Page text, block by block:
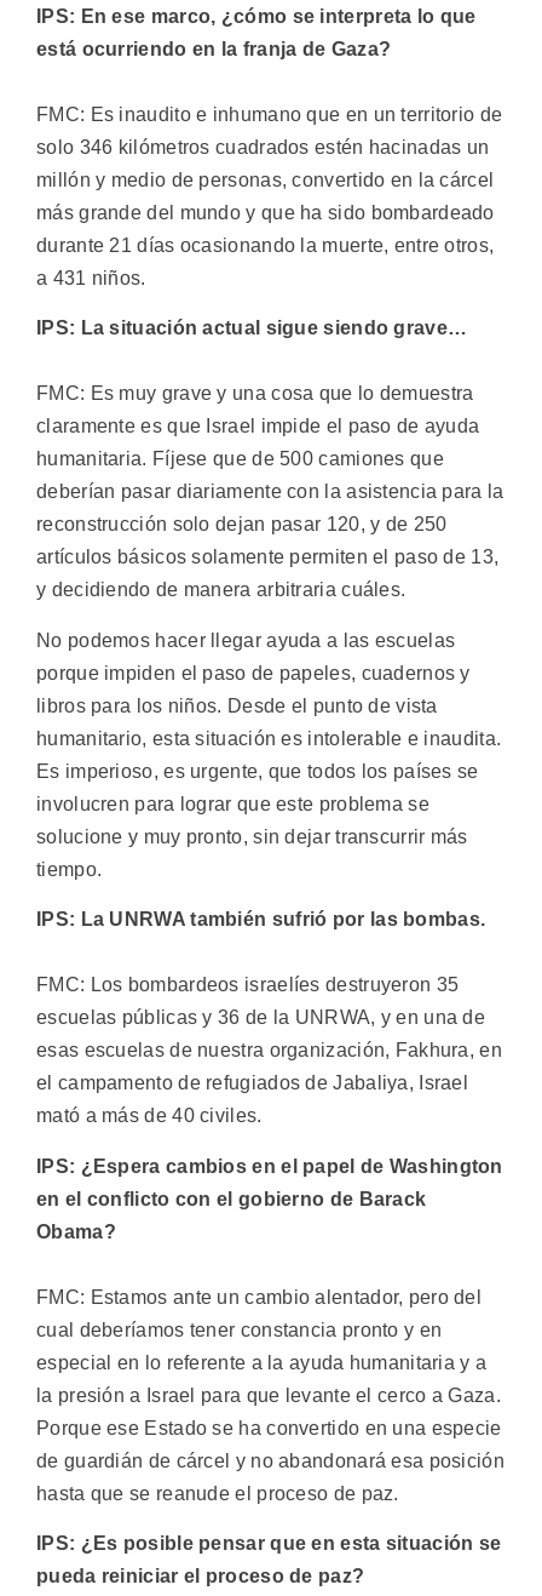
IPS: En ese marco, ¿cómo se interpreta lo que
está ocurriendo en la franja de Gaza?
FMC: Es inaudito e inhumano que en un territorio de
solo 346 kilómetros cuadrados estén hacinadas un
millón y medio de personas, convertido en la cárcel
más grande del mundo y que ha sido bombardeado
durante 21 días ocasionando la muerte, entre otros,
a 431 niños.
IPS: La situación actual sigue siendo grave…
FMC: Es muy grave y una cosa que lo demuestra
claramente es que Israel impide el paso de ayuda
humanitaria. Fíjese que de 500 camiones que
deberían pasar diariamente con la asistencia para la
reconstrucción solo dejan pasar 120, y de 250
artículos básicos solamente permiten el paso de 13,
y decidiendo de manera arbitraria cuáles.
No podemos hacer llegar ayuda a las escuelas
porque impiden el paso de papeles, cuadernos y
libros para los niños. Desde el punto de vista
humanitario, esta situación es intolerable e inaudita.
Es imperioso, es urgente, que todos los países se
involucren para lograr que este problema se
solucione y muy pronto, sin dejar transcurrir más
tiempo.
IPS: La UNRWA también sufrió por las bombas.
FMC: Los bombardeos israelíes destruyeron 35
escuelas públicas y 36 de la UNRWA, y en una de
esas escuelas de nuestra organización, Fakhura, en
el campamento de refugiados de Jabaliya, Israel
mató a más de 40 civiles.
IPS: ¿Espera cambios en el papel de Washington
en el conflicto con el gobierno de Barack
Obama?
FMC: Estamos ante un cambio alentador, pero del
cual deberíamos tener constancia pronto y en
especial en lo referente a la ayuda humanitaria y a
la presión a Israel para que levante el cerco a Gaza.
Porque ese Estado se ha convertido en una especie
de guardián de cárcel y no abandonará esa posición
hasta que se reanude el proceso de paz.
IPS: ¿Es posible pensar que en esta situación se
pueda reiniciar el proceso de paz?